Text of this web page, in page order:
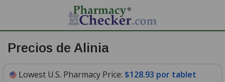
Precios de Alinia
Lowest U.S. Pharmacy Price: $128.93 por tablet